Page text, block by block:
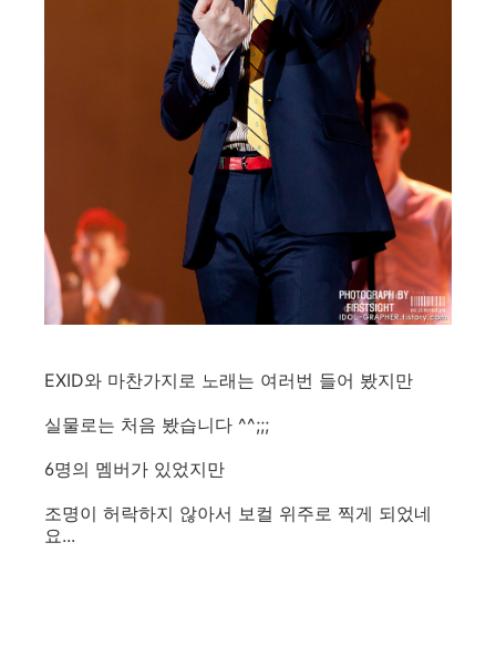
EXID와 마찬가지로 노래는 여러번 들어 봤지만
실물로는 처음 봤습니다 ^^;;;
6명의 멤버가 있었지만
조명이 허락하지 않아서 보컬 위주로 찍게 되었네
요...